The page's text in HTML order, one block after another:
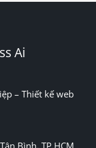
Ai
– Thiết kế web